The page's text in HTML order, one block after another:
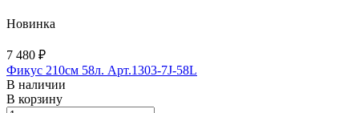
Новинка
7 480 ₽
Фикус 210см 58л. Арт.1303-7J-58L
В наличии
В корзину